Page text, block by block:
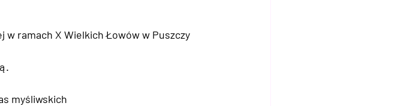
ramach X Wielkich Łowów w Puszczy
myśliwskich